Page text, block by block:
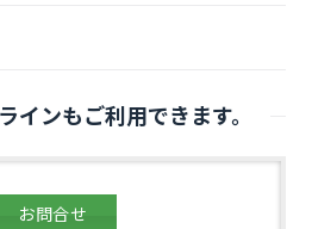
インもご利用できます。
お問合せ